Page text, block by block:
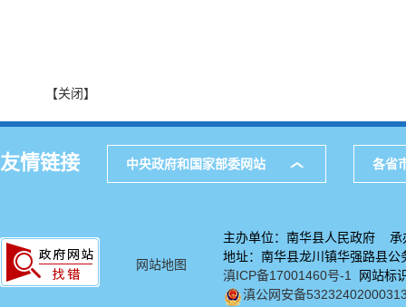
【关闭】
友情链接 中央政府和国家部委网站 各省
网站地图
主办单位：南华县人民政府 承
地址：南华县龙川镇华强路
滇ICP备17001460号-1
网站标
滇公网安备